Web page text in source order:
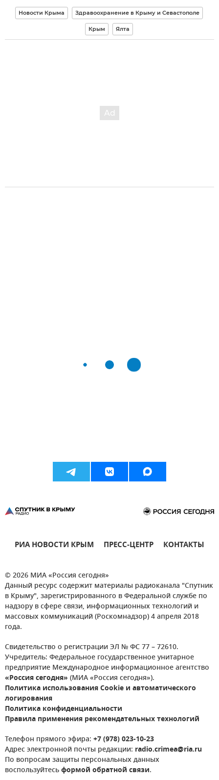
Новости Крыма Здравоохранение в Крыму и Севастополе
Крым Ялта
РИА НОВОСТИ КРЫМ ПРЕСС-ЦЕНТР КОНТАКТЫ
© 2026 МИА «Россия сегодня»
Данный ресурс содержит материалы радиоканала "Спутник
в Крыму", зарегистрированного в Федеральной службе по
надзору в сфере связи, информационных технологий и
массовых коммуникаций (Роскомнадзор) 4 апреля 2018
года.
Свидетельство о регистрации ЭЛ № ФС 77 – 72610.
Учредитель: Федеральное государственное унитарное
предприятие Международное информационное агентство
«Россия сегодня» (МИА «Россия сегодня»).
Политика использования Cookie и автоматического
логирования
Политика конфиденциальности
Правила применения рекомендательных технологий
Телефон прямого эфира: +7 (978) 023-10-23
Адрес электронной почты редакции: radio.crimea@ria.ru
По вопросам защиты персональных данных
воспользуйтесьформой обратной связи.